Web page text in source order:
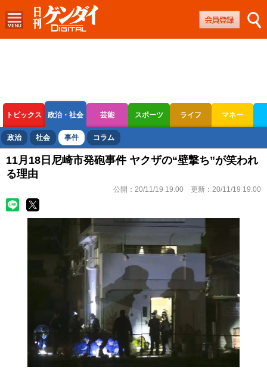
トピックス 政治・社会 芸能 スポーツ ライフ マネー
ボートレース 競輪 オートレース
政治 社会 事件 コラム
11月18日尼崎市発砲事件 ヤクザの“壁撃ち”が笑われ
る理由
公開： 20/11/19 19:00 更新： 20/11/19 19:00